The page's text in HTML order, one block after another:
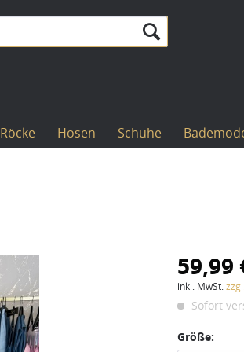
Röcke Hosen Schuhe
59,99
inkl. MwSt.
Sofort
Größe: